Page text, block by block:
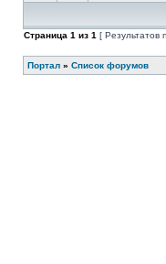
Страница 1 из 1 [ Результатов
Портал » Список форумов